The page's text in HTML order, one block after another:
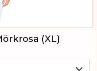
(XL)